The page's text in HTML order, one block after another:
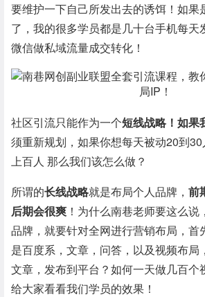
要维护一下自己所发出去的诱饵！如果
了，我的很多学员都是几十台手机每天
微信做私域流量成交转化！
社区引流只能作为一个短线战略！如果
须重新规划，如果你想每天被动20到
上百人 那么我们该怎么做？
所谓的长线战略就是布局个人品牌， 前
后期会很爽 ！为什么南巷老师要这么
品牌，就要针对全网进行营销布局，首
是百度系，文章，问答，以及视频布局
文章，发布到平台？如何一天做几百个
给大家看看我们学员的效果！